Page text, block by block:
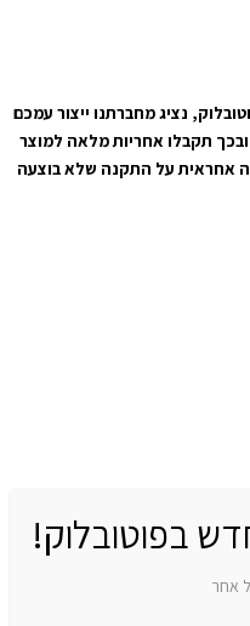
נציג מחברתנו ייצור עמכם
תקבלו אחריות מלאה למוצר
אחראית על התקנה שלא בוצעה
בפוטובלוק!
אחר